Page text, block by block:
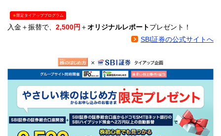
★限定タイアッププログラム
入金＋振替で、 2,500円 ＋オリジナルレポートプレゼント！
SBI証券の公式サイトへ